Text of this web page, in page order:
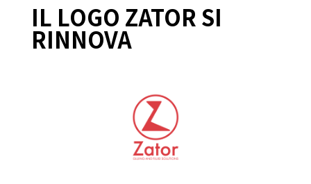
IL LOGO ZATOR SI
RINNOVA